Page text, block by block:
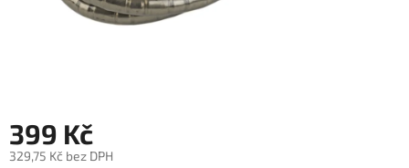
399 Kč
329,75 Kč bez DPH